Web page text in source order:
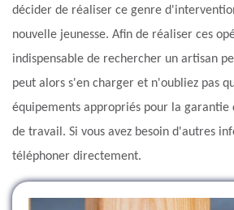
décider de réaliser ce genre
nouvelle jeunesse. Afin de réaliser ces
indispensable de rechercher un artisan
peut alors s'en charger et n'oubliez pas
équipements appropriés pour la
de travail. Si vous avez besoin d'autres
téléphoner directement.